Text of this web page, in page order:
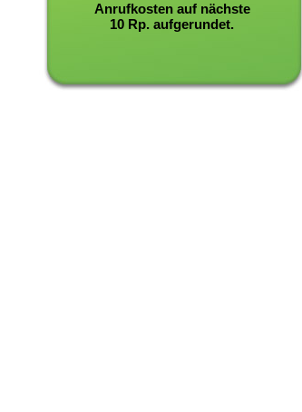
Anrufkosten auf nächste
10 Rp. aufgerundet.